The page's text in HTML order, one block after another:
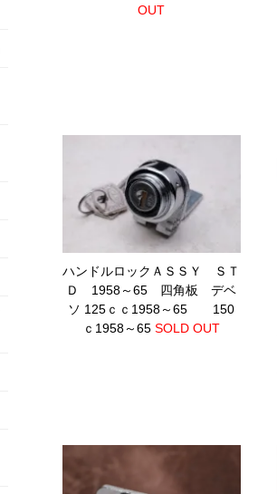
OUT
ハンドルロックＡＳＳＹ ＳＴ
Ｄ 1958～65 四角板 デベ
ソ 125ｃｃ1958～65 150
ｃ1958～65SOLD OUT